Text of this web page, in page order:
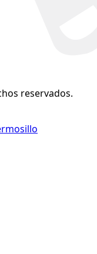
reservados.